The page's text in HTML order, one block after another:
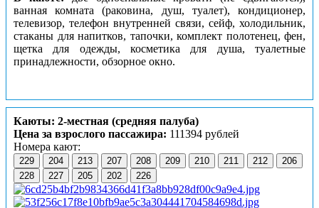
ванная комната (раковина, душ, туалет), кондиционер,
телевизор, телефон внутренней связи, сейф, холодильник,
стаканы для напитков, тапочки, комплект полотенец, фен,
щетка для одежды, косметика для душа, туалетные
принадлежности, обзорное окно.
Каюты: 2-местная (средняя палуба)
Цена за взрослого пассажира: 111394 рублей
Номера кают:
229 204 213 207 208 209 210 211 212
206
228
227 205 202 226